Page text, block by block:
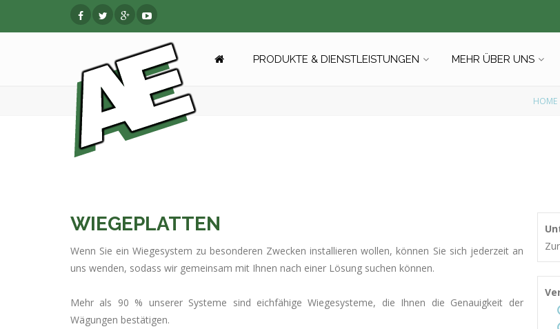
PRODUKTE & DIENSTLEISTUNGEN MEHR ÜBER UNS
HOME
WIEGEPLATTEN
Wenn Sie ein Wiegesystem zu besonderen Zwecken installieren wollen, können Sie sich jederzeit an
uns wenden, sodass wir gemeinsam mit Ihnen nach einer Lösung suchen können.
Mehr als 90 % unserer Systeme sind eichfähige Wiegesysteme, die Ihnen die Genauigkeit der
Wägungen bestätigen.